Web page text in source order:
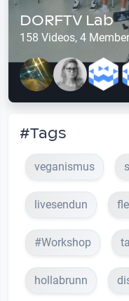
DORFTV Lab
158 Videos, 4
#Tags
veganismus
livesendun
#Workshop
hollabrunn